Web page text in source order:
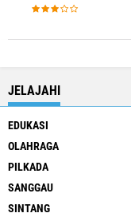
JELAJAHI
EDUKASI
OLAHRAGA
PILKADA
SANGGAU
SINTANG